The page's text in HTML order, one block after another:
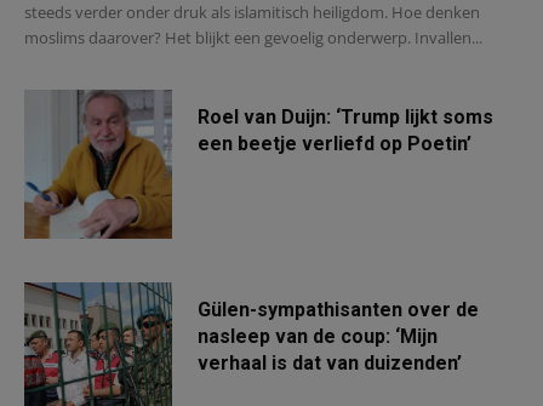
steeds verder onder druk als islamitisch heiligdom. Hoe denken
moslims daarover? Het blijkt een gevoelig onderwerp. Invallen...
Roel van Duijn: ‘Trump lijkt soms
een beetje verliefd op Poetin’
Gülen-sympathisanten over de
nasleep van de coup: ‘Mijn
verhaal is dat van duizenden’